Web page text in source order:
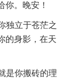
你。晚安！
独立于苍茫之
的身影，在天
是你搬砖的理